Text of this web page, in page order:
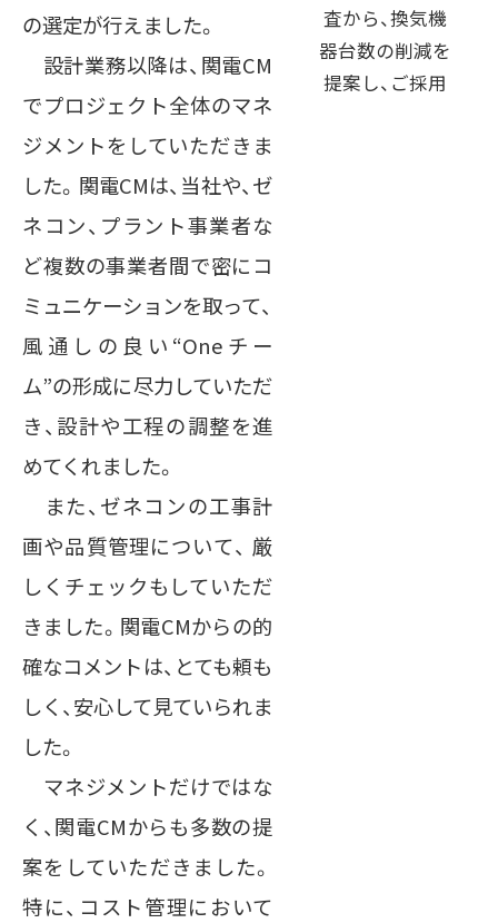
の選定が行えました。
設計業務以降は、関電CM
でプロジェクト全体のマネ
ジメントをしていただきま
した。関電CMは、当社や、ゼ
ネコン、プラント事業者な
ど複数の事業者間で密にコ
ミュニケーションを取って、
風通しの良い“Oneチー
ム”の形成に尽力していただ
き、設計や工程の調整を進
めてくれました。
また、ゼネコンの工事計
画や品質管理について、 厳
しくチェックもしていただ
きました。関電CMからの的
確なコメントは、とても頼も
しく、安心して見ていられま
した。
マネジメントだけではな
く、関電CMからも多数の提
案をしていただきました。
特に、コスト管理において
査から、換気機
器台数の削減を
提案し、ご採用